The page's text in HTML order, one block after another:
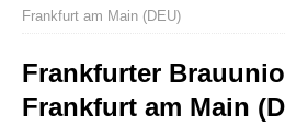
Frankfurt am Main (DEU)
Frankfurter
Frankfurt am Main